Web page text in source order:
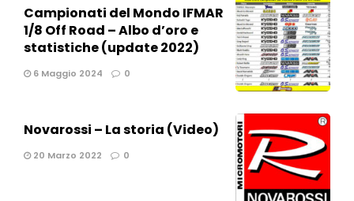
Campionati del Mondo IFMAR
1/8 Off Road – Albo d’oro e
statistiche (update 2022)
6 Maggio 2024 0
Novarossi – La storia (Video)
20 Marzo 2022 0